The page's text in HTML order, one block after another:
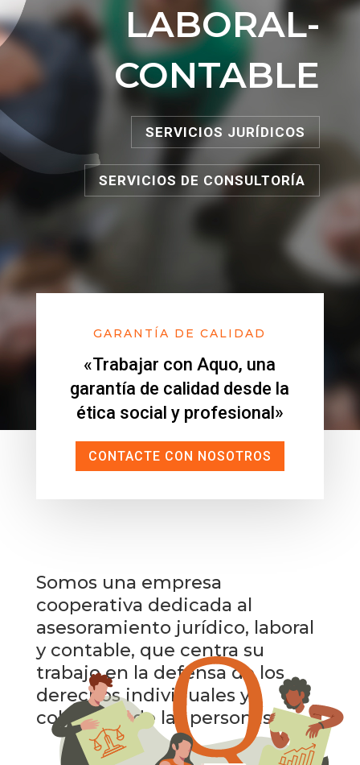
LABORAL-
CONTABLE
SERVICIOS JURÍDICOS
SERVICIOS DE CONSULTORÍA
GARANTÍA DE CALIDAD
«Trabajar con Aquo, una
garantía de calidad desde la
ética social y profesional»
CONTACTE CON NOSOTROS
Somos una empresa
cooperativa dedicada al
asesoramiento jurídico, laboral
y contable, que centra su
trabajo en la defensa de los
derechos individuales y
colectivos de las personas.